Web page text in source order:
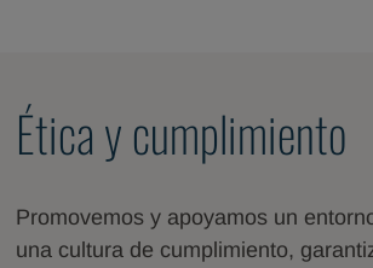
Ética y cumplimiento
Promovemos y apoyamos un
una cultura de cumplimiento,